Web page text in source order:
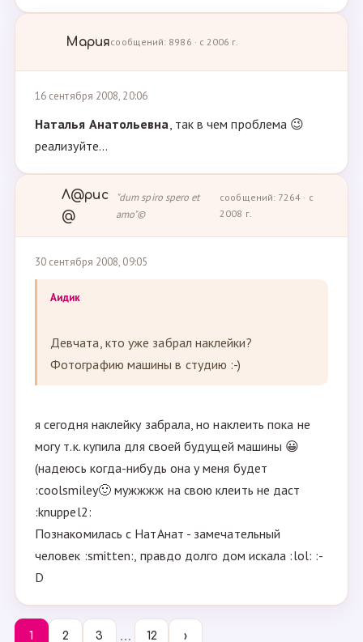
Мариясообщений: 8986 · с 2006 г.
16 сентября 2008, 20:06
Наталья Анатольевна, так в чем проблема 😉
реализуйте...
Л@рис
@
"dum spiro spero et
amo"©
сообщений: 7264 · с
2008 г.
30 сентября 2008, 09:05
Аидик
Девчата, кто уже забрал наклейки?
Фотографию машины в студию :-)
я сегодня наклейку забрала, но наклеить пока не
могу т.к. купила для своей будущей машины 😀
(надеюсь когда-нибудь она у меня будет
:coolsmiley🙂 мужжжж на свою клеить не даст
:knuppel2:
Познакомилась с НатАнат - замечательный
человек :smitten:, правдо долго дом искала :lol: :-
D
1 2 3 … 12 ›